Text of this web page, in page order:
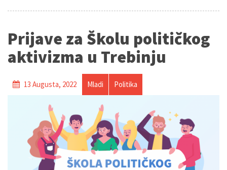
Prijave za Školu političkog
aktivizma u Trebinju
13 Augusta, 2022 Mladi Politika